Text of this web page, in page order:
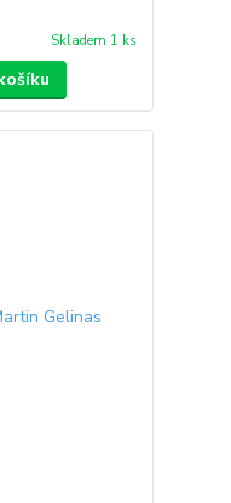
Skladem 1 ks